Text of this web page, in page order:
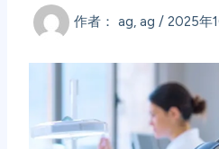
作者： ag, ag /2025年